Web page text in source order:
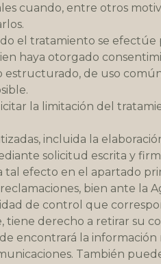
cuando, entre otros
el tratamiento se
haya otorgado
estructurado, de uso
la limitación del
incluida la
solicitud escrita y
tal efecto en el apartado
bien ante la
de control que
tiene derecho a retirar su
encontrará la
También